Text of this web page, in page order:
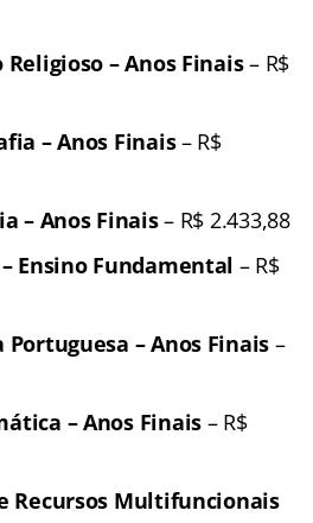
– Anos Finais– R$
– Anos Finais– R$
– Anos Finais– R$ 2.433,88
Ensino Fundamental – R$
Portuguesa – Anos Finais –
– Anos Finais – R$
Recursos Multifuncionais